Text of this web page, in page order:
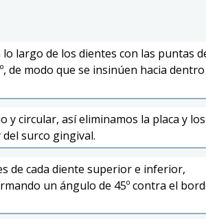
largo de los dientes con las puntas
de modo que se insinúen hacia dentro
circular, así eliminamos la placa y los
surco gingival.
de cada diente superior e inferior,
un ángulo de 45º contra el